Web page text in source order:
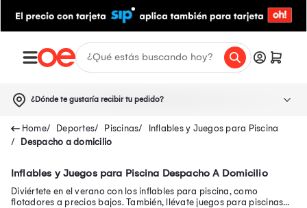
¿Dónde te gustaría recibir tu pedido?
Deportes Piscinas
Inflables y Juegos para Piscina
Despacho a domicilio
Inflables y Juegos para Piscina Despacho A Domicilio
Diviértete en el verano con los inflables para piscina, como
flotadores a precios bajos. También, llévate juegos para piscinas